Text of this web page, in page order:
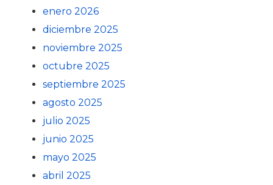
enero 2026
diciembre 2025
noviembre 2025
octubre 2025
septiembre 2025
agosto 2025
julio 2025
junio 2025
mayo 2025
abril 2025